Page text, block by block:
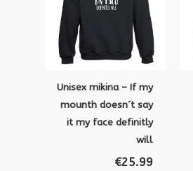
Unisex mikina – If my
mounth doesn´t say
it my face definitly
will
€25.99